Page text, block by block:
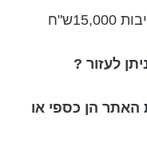
לעזור ?
האתר הן כספי או